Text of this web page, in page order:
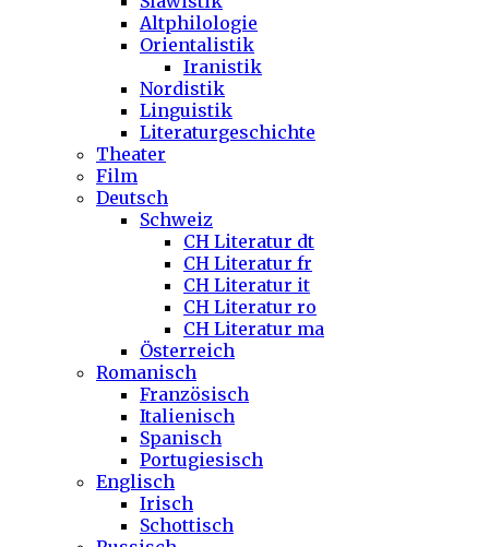
Altphilologie
Orientalistik
Iranistik
Nordistik
Linguistik
Literaturgeschichte
Theater
Film
Deutsch
Schweiz
CH Literatur dt
CH Literatur fr
CH Literatur it
CH Literatur ro
CH Literatur ma
Österreich
Romanisch
Französisch
Italienisch
Spanisch
Portugiesisch
Englisch
Irisch
Schottisch